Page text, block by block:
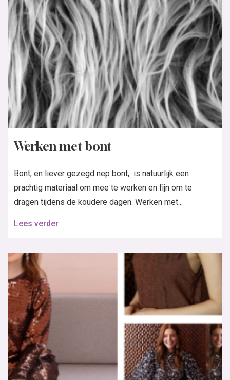
Werken met bont
Bont, en liever gezegd nep bont, is natuurlijk een
prachtig materiaal om mee te werken en fijn om te
dragen tijdens de koudere dagen. Werken met...
Lees verder